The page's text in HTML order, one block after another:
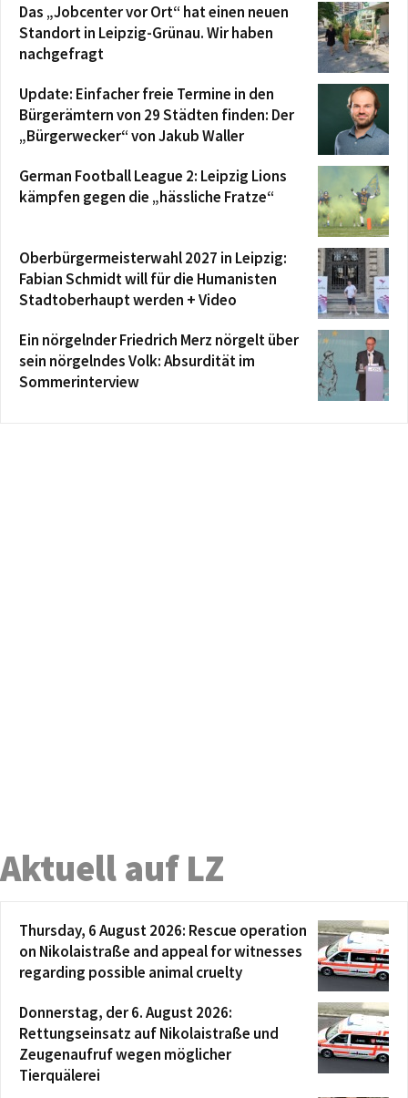
Das „Jobcenter vor Ort“ hat einen neuen
Standort in Leipzig-Grünau. Wir haben
nachgefragt
Update: Einfacher freie Termine in den
Bürgerämtern von 29 Städten finden: Der
„Bürgerwecker“ von Jakub Waller
German Football League 2: Leipzig Lions
kämpfen gegen die „hässliche Fratze“
Oberbürgermeisterwahl 2027 in Leipzig:
Fabian Schmidt will für die Humanisten
Stadtoberhaupt werden + Video
Ein nörgelnder Friedrich Merz nörgelt über
sein nörgelndes Volk: Absurdität im
Sommerinterview
Aktuell auf LZ
Thursday, 6 August 2026: Rescue operation
on Nikolaistraße and appeal for witnesses
regarding possible animal cruelty
Donnerstag, der 6. August 2026:
Rettungseinsatz auf Nikolaistraße und
Zeugenaufruf wegen möglicher
Tierquälerei